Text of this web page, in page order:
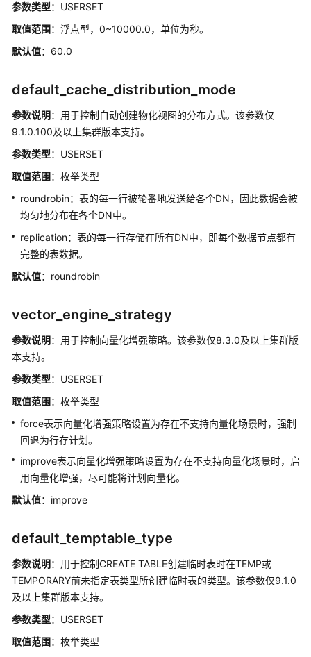
SQL
语
法
考
工
具
南
考
SDK
参
考
场
景
代
码
示
例
错
误
参
考
见
题
故
障
排
除
参数类型：USERSET
取值范围：浮点型，0~10000.0，单位为秒。
默认值：60.0
default_cache_distribution_mode
参数说明：用于控制自动创建物化视图的分布方式。该参数仅
9.1.0.100及以上集群版本支持。
参数类型：USERSET
取值范围：枚举类型
roundrobin：表的每一行被轮番地发送给各个DN，因此数据会被
均匀地分布在各个DN中。
replication：表的每一行存储在所有DN中，即每个数据节点都有
完整的表数据。
默认值：roundrobin
vector_engine_strategy
参数说明：用于控制向量化增强策略。该参数仅8.3.0及以上集群版
本支持。
参数类型：USERSET
取值范围：枚举类型
force表示向量化增强策略设置为存在不支持向量化场景时，强制
回退为行存计划。
improve表示向量化增强策略设置为存在不支持向量化场景时，启
用向量化增强，尽可能将计划向量化。
默认值：improve
default_temptable_type
参数说明：用于控制CREATE TABLE创建临时表时在TEMP或
TEMPORARY前未指定表类型所创建临时表的类型。该参数仅9.1.0
及以上集群版本支持。
参数类型：USERSET
取值范围：枚举类型